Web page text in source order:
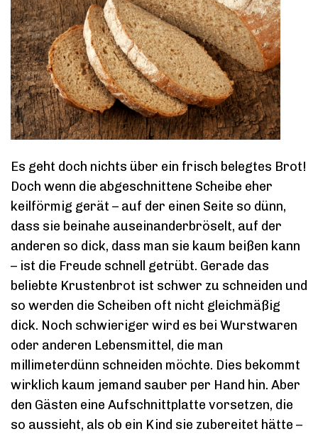
Es geht doch nichts über ein frisch belegtes Brot!
Doch wenn die abgeschnittene Scheibe eher
keilförmig gerät – auf der einen Seite so dünn,
dass sie beinahe auseinanderbröselt, auf der
anderen so dick, dass man sie kaum beißen kann
– ist die Freude schnell getrübt. Gerade das
beliebte Krustenbrot ist schwer zu schneiden und
so werden die Scheiben oft nicht gleichmäßig
dick. Noch schwieriger wird es bei Wurstwaren
oder anderen Lebensmittel, die man
millimeterdünn schneiden möchte. Dies bekommt
wirklich kaum jemand sauber per Hand hin. Aber
den Gästen eine Aufschnittplatte vorsetzen, die
so aussieht, als ob ein Kind sie zubereitet hätte –